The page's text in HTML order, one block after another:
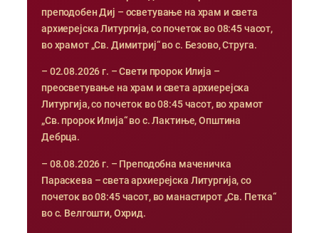
преподобен Диј – осветување на храм и света
архиерејска Литургија, со почеток во 08:45 часот,
во храмот „Св. Димитриј“ во с. Безово, Струга.
– 02.08.2026 г. – Свети пророк Илија –
преосветување на храм и света архиерејска
Литургија, со почеток во 08:45 часот, во храмот
„Св. пророк Илија“ во с. Лактиње, Општина
Дебрца.
– 08.08.2026 г. – Преподобна маченичка
Параскева – света архиерејска Литургија, со
почеток во 08:45 часот, во манастирот „Св. Петка“
во с. Велгошти, Охрид.